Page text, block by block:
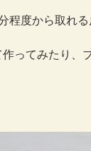
程度から取れ
ってみたり、